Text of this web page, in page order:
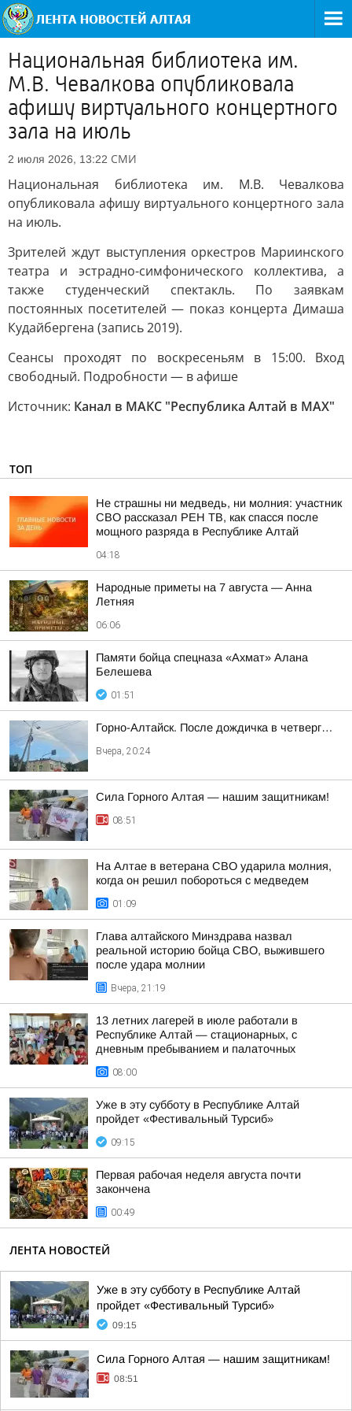
Национальная библиотека им.
М.В. Чевалкова опубликовала
афишу виртуального концертного
зала на июль
2 июля 2026, 13:22 СМИ
Национальная библиотека им. М.В. Чевалкова
опубликовала афишу виртуального концертного зала
на июль.
Зрителей ждут выступления оркестров Мариинского
театра и эстрадно-симфонического коллектива, а
также студенческий спектакль. По заявкам
постоянных посетителей — показ концерта Димаша
Кудайбергена (запись 2019).
Сеансы проходят по воскресеньям в 15:00. Вход
свободный. Подробности — в афише
Источник: Канал в МАКС "Республика Алтай в МАХ"
ТОП
Не страшны ни медведь, ни молния: участник
СВО рассказал РЕН ТВ, как спасся после
мощного разряда в Республике Алтай
04:18
Hapoдныe пpимeты нa 7 aвгуcтa — Aннa
Лeтняя
06:06
Памяти бойца спецназа «Ахмат» Алана
Белешева
01:51
Горно-Алтайск. После дождичка в четверг…
Вчера, 20:24
Сила Горного Алтая — нашим защитникам!
08:51
На Алтае в ветерана СВО ударила молния,
когда он решил побороться с медведем
01:09
Глава алтайского Минздрава назвал
реальной историю бойца СВО, выжившего
после удара молнии
Вчера, 21:19
13 летних лагерей в июле работали в
Республике Алтай — стационарных, с
дневным пребыванием и палаточных
08:00
Уже в эту субботу в Республике Алтай
пройдет «Фестивальный Турсиб»
09:15
Первая рабочая неделя августа почти
закончена
00:49
ЛЕНТА НОВОСТЕЙ
Уже в эту субботу в Республике Алтай
пройдет «Фестивальный Турсиб»
09:15
Сила Горного Алтая — нашим защитникам!
08:51